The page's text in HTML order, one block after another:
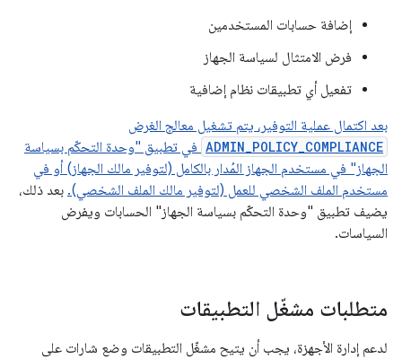
إضافة حسابات المستخدمين
فرض الامتثال لسياسة الجهاز
تفعيل أي تطبيقات نظام إضافية
بعد اكتمال عملية التوفير، يتم تشغيل معالج الغرض
ADMIN_POLICY_COMPLIANCE في تطبيق "وحدة التحكّم بسياسة
الجهاز" في مستخدم الجهاز المُدار بالكامل (لتوفير مالك الجهاز) أو في
مستخدم الملف الشخصي للعمل (لتوفير مالك الملف الشخصي). بعد ذلك،
يضيف تطبيق "وحدة التحكّم بسياسة الجهاز" الحسابات ويفرض
السياسات.
متطلبات مشغّل التطبيقات
لدعم إدارة الأجهزة، يجب أن يتيح مشغّل التطبيقات وضع شارات على